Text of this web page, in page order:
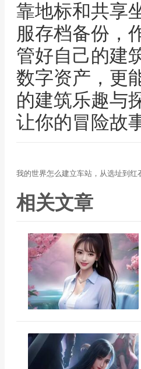
靠地标和共享
服存档备份，
管好自己的建
数字资产，更
的建筑乐趣与
让你的冒险故
我的世界怎么建立车站，从选址到红
相关文章